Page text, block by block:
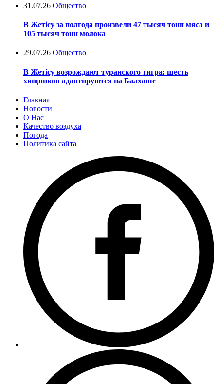
31.07.26 Общество
В Жетісу за полгода произвели 47 тысяч тонн мяса и
105 тысяч тонн молока
29.07.26 Общество
В Жетісу возрождают туранского тигра: шесть
хищников адаптируются на Балхаше
Главная
Новости
О Нас
Качество воздуха
Погода
Политика сайта